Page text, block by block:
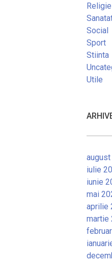
Religie
Social
Sport
Stiinta
Utile
iulie
iunie
mai
aprilie
martie